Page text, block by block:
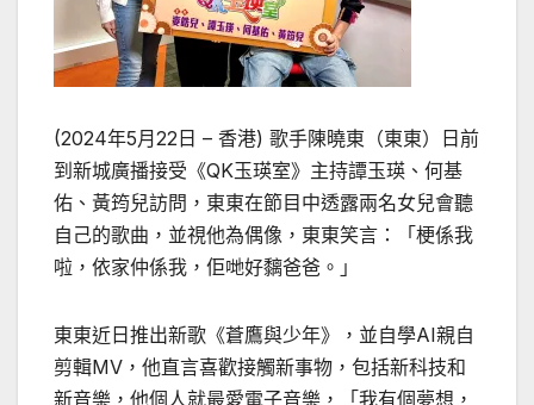
(2024年5月22日 – 香港) 歌手陳曉東（東東）日前
到新城廣播接受《QK玉瑛室》主持譚玉瑛、何基
佑、黃筠兒訪問，東東在節目中透露兩名女兒會聽
自己的歌曲，並視他為偶像，東東笑言：「梗係我
啦，依家仲係我，佢哋好黐爸爸。」
東東近日推出新歌《蒼鷹與少年》，並自學AI親自
剪輯MV，他直言喜歡接觸新事物，包括新科技和
新音樂，他個人就最愛電子音樂，「我有個夢想，